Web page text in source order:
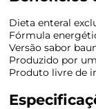
Dieta enteral
Fórmula
Versão sabor
Produzido por
Produto livre de